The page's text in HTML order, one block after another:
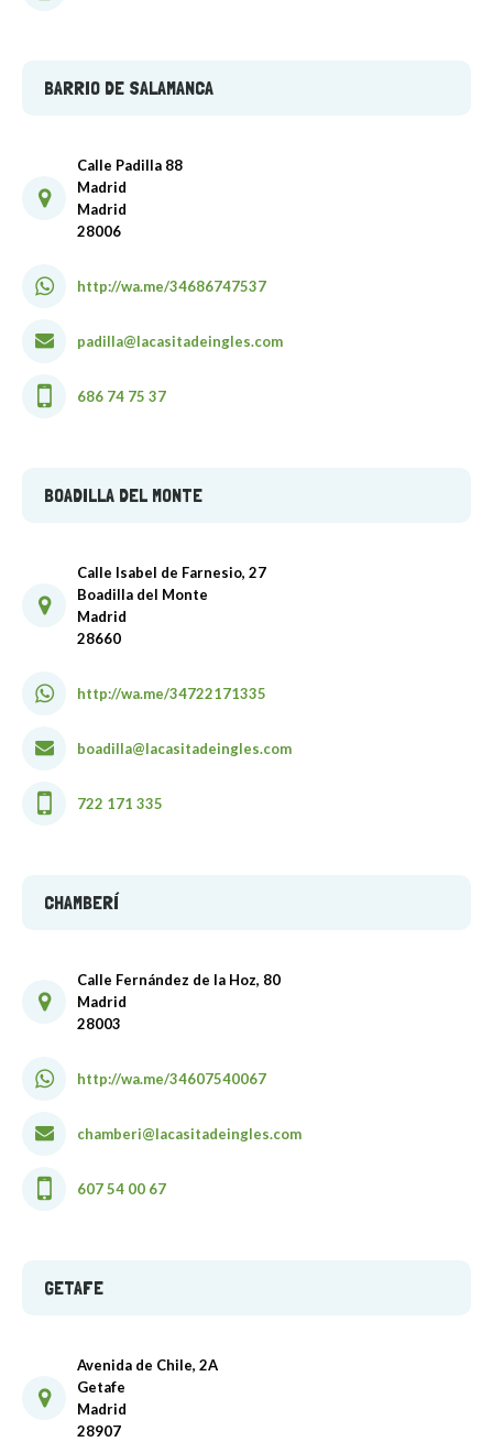
BARRIO DE SALAMANCA
Calle Padilla 88
Madrid
Madrid
28006
http://wa.me/34686747537
padilla@lacasitadeingles.com
686 74 75 37
BOADILLA DEL MONTE
Calle Isabel de Farnesio, 27
Boadilla del Monte
Madrid
28660
http://wa.me/34722171335
boadilla@lacasitadeingles.com
722 171 335
CHAMBERÍ
Calle Fernández de la Hoz, 80
Madrid
28003
http://wa.me/34607540067
chamberi@lacasitadeingles.com
607 54 00 67
GETAFE
Avenida de Chile, 2A
Getafe
Madrid
28907